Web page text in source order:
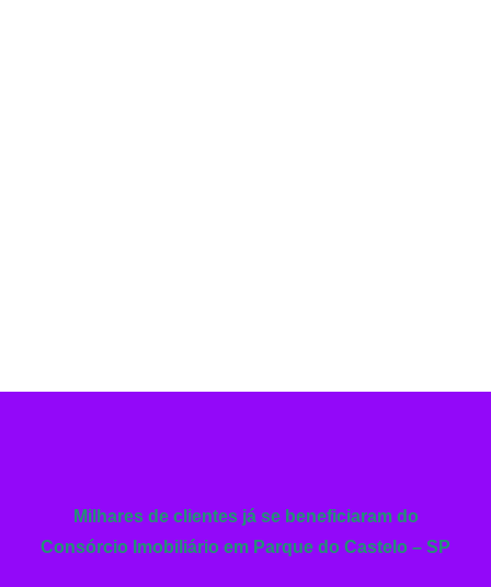
Milhares de clientes já se beneficiaram do
Consórcio Imobiliário em Parque do Castelo – SP